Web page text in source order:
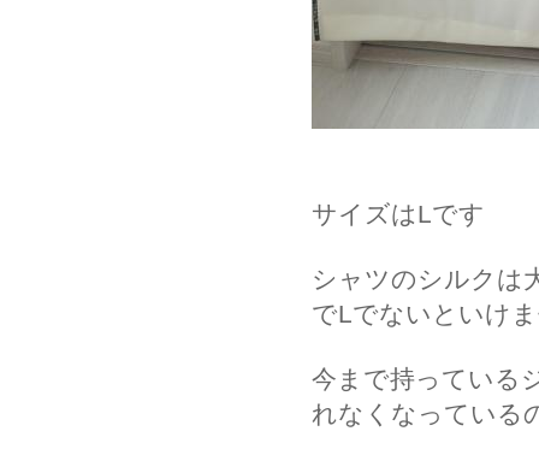
サイズはLです
シャツのシルクは
でLでないといけ
今まで持っている
れなくなっている